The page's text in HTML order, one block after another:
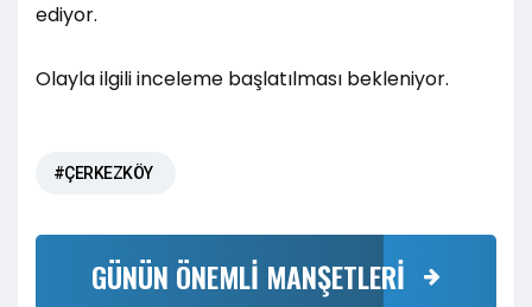
ediyor.
Olayla ilgili inceleme başlatılması bekleniyor.
#ÇERKEZKÖY
GÜNÜN ÖNEMLİ MANŞETLERİ